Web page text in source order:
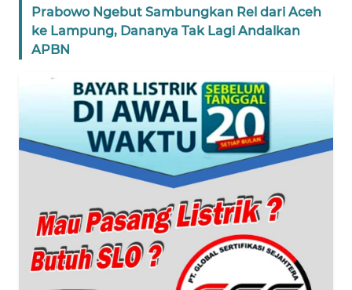
Prabowo Ngebut Sambungkan Rel dari Aceh
ke Lampung, Dananya Tak Lagi Andalkan
APBN
WN
SUMUT
JAKARTA
JABAR
WN
NTT